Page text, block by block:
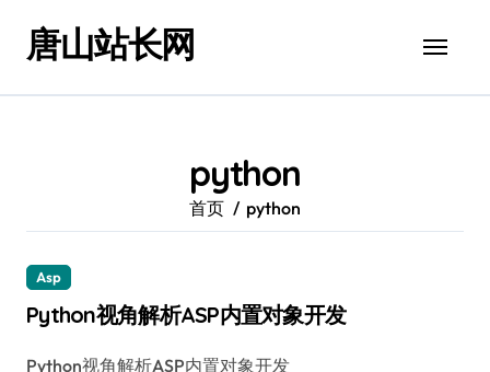
唐山站长网
python
首页 python
Asp
Python视角解析ASP内置对象开发
Python视角解析ASP内置对象开发